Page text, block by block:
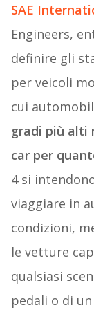
SAE
Engineers,
definire gli
per veicoli
cui
gradi più alti
car per
4 si
viaggiare in
condizioni,
le vetture
qualsiasi
pedali o di